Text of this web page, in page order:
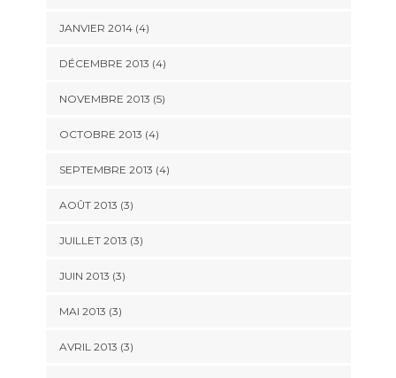
JANVIER 2014(4)
DÉCEMBRE 2013 (4)
NOVEMBRE 2013 (5)
OCTOBRE 2013 (4)
SEPTEMBRE 2013 (4)
AOÛT 2013 (3)
JUILLET 2013 (3)
JUIN 2013 (3)
MAI 2013 (3)
AVRIL 2013 (3)